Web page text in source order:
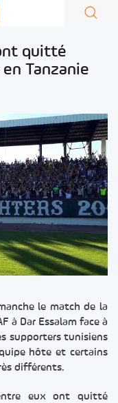
quitté
en Tanzanie
le match de la
à Dar Essalam face à
supporters tunisiens
hôte et certains
différents.
eux ont quitté